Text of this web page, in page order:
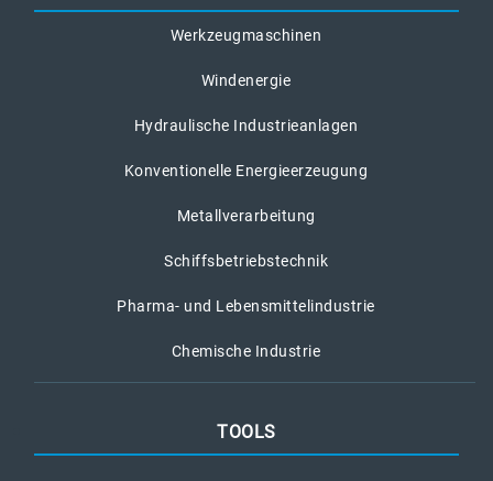
Werkzeugmaschinen
Windenergie
Hydraulische Industrieanlagen
Konventionelle Energieerzeugung
Metallverarbeitung
Schiffsbetriebstechnik
Pharma- und Lebensmittelindustrie
Chemische Industrie
TOOLS